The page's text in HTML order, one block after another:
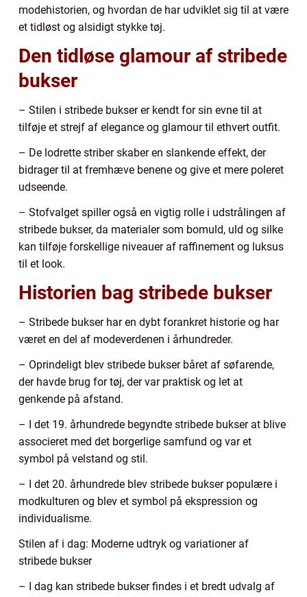
modehistorien, og hvordan de har udviklet sig til at være
et tidløst og alsidigt stykke tøj.
Den tidløse glamour af stribede
bukser
– Stilen i stribede bukser er kendt for sin evne til at
tilføje et strejf af elegance og glamour til ethvert outfit.
– De lodrette striber skaber en slankende effekt, der
bidrager til at fremhæve benene og give et mere poleret
udseende.
– Stofvalget spiller også en vigtig rolle i udstrålingen af
stribede bukser, da materialer som bomuld, uld og silke
kan tilføje forskellige niveauer af raffinement og luksus
til et look.
Historien bag stribede bukser
– Stribede bukser har en dybt forankret historie og har
været en del af modeverdenen i århundreder.
– Oprindeligt blev stribede bukser båret af søfarende,
der havde brug for tøj, der var praktisk og let at
genkende på afstand.
– I det 19. århundrede begyndte stribede bukser at blive
associeret med det borgerlige samfund og var et
symbol på velstand og stil.
– I det 20. århundrede blev stribede bukser populære i
modkulturen og blev et symbol på ekspression og
individualisme.
Stilen af i dag: Moderne udtryk og variationer af
stribede bukser
– I dag kan stribede bukser findes i et bredt udvalg af